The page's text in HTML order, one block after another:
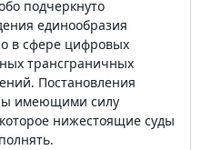
подчеркнуто
единообразия
в сфере цифровых
трансграничных
Постановления
имеющими силу
нижестоящие суды